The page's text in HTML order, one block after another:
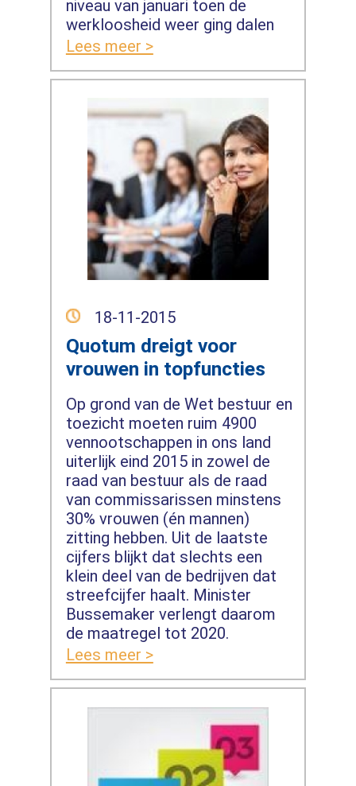
niveau van januari toen de
werkloosheid weer ging dalen
Lees meer >
18-11-2015
Quotum dreigt voor
vrouwen in topfuncties
Op grond van de Wet bestuur en
toezicht moeten ruim 4900
vennootschappen in ons land
uiterlijk eind 2015 in zowel de
raad van bestuur als de raad
van commissarissen minstens
30% vrouwen (én mannen)
zitting hebben. Uit de laatste
cijfers blijkt dat slechts een
klein deel van de bedrijven dat
streefcijfer haalt. Minister
Bussemaker verlengt daarom
de maatregel tot 2020.
Lees meer >